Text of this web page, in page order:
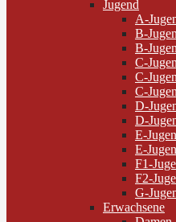
Jugend
A-
B-
B-
C-
C-
C-
D-
D-
E-
E-
F1-
F2-
G-
Erwachsene